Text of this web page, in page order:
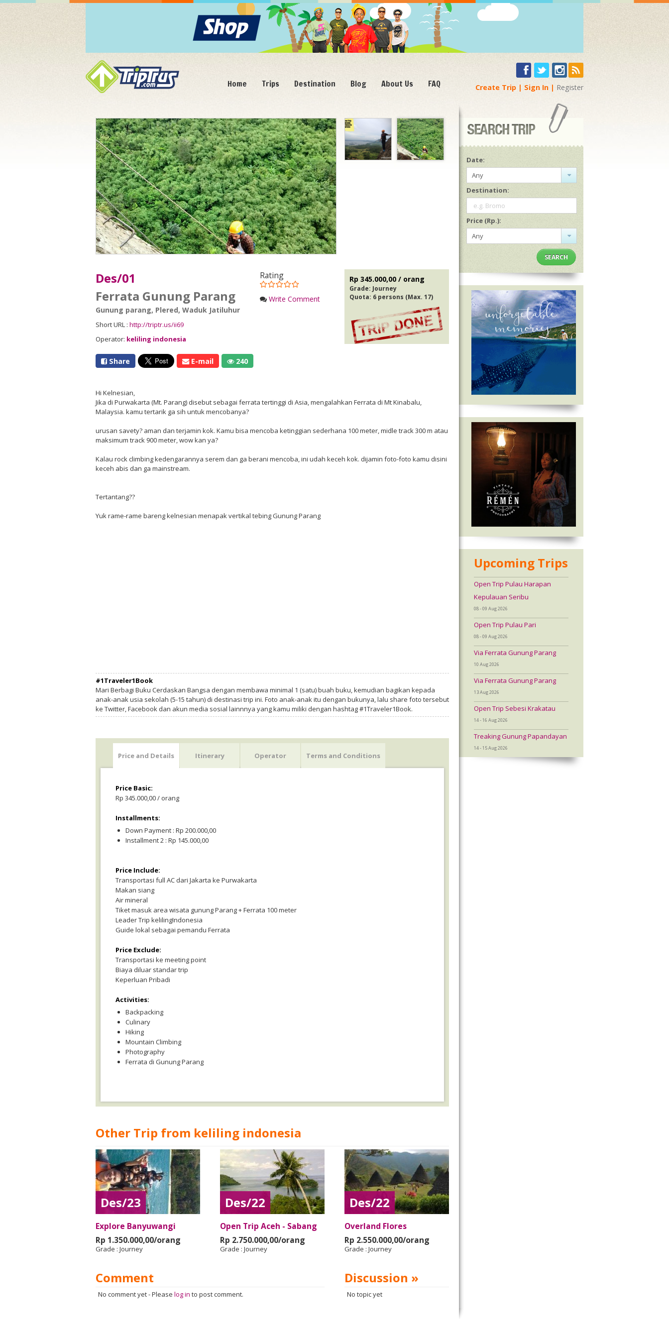
Home Trips Destination Blog About Us FAQ Create Trip Sign In Register
Rating
Write Comment
Des/01
Ferrata Gunung Parang
Gunung parang, Plered, Waduk Jatiluhur
Short URL : http://triptr.us/ii69
Operator: keliling indonesia
Rp 345.000,00 / orang
Grade: Journey
Quota: 6 persons (Max. 17)
Share E-mail 240
Hi Kelnesian,
Jika di Purwakarta (Mt. Parang) disebut sebagai ferrata tertinggi di Asia, mengalahkan Ferrata di Mt Kinabalu,
Malaysia. kamu tertarik ga sih untuk mencobanya?
urusan savety? aman dan terjamin kok. Kamu bisa mencoba ketinggian sederhana 100 meter, midle track 300 m atau
maksimum track 900 meter, wow kan ya?
Kalau rock climbing kedengarannya serem dan ga berani mencoba, ini udah keceh kok. dijamin foto-foto kamu disini
keceh abis dan ga mainstream.
Tertantang??
Yuk rame-rame bareng kelnesian menapak vertikal tebing Gunung Parang
#1Traveler1Book
Mari Berbagi Buku Cerdaskan Bangsa dengan membawa minimal 1 (satu) buah buku, kemudian bagikan kepada
anak-anak usia sekolah (5-15 tahun) di destinasi trip ini. Foto anak-anak itu dengan bukunya, lalu share foto tersebut
ke Twitter, Facebook dan akun media sosial lainnnya yang kamu miliki dengan hashtag #1Traveler1Book.
Price and Details Itinerary Operator Terms and Conditions
Price Basic:
Rp 345.000,00 / orang
Installments:
Down Payment : Rp 200.000,00
Installment 2 : Rp 145.000,00
Price Include:
Transportasi full AC dari Jakarta ke Purwakarta
Makan siang
Air mineral
Tiket masuk area wisata gunung Parang + Ferrata 100 meter
Leader Trip kelilingIndonesia
Guide lokal sebagai pemandu Ferrata
Price Exclude:
Transportasi ke meeting point
Biaya diluar standar trip
Keperluan Pribadi
Activities:
Backpacking
Culinary
Hiking
Mountain Climbing
Photography
Ferrata di Gunung Parang
Other Trip from keliling indonesia
Des/23
Explore Banyuwangi
Rp 1.350.000,00/orang
Grade : Journey
Des/22
Open Trip Aceh - Sabang
Rp 2.750.000,00/orang
Grade : Journey
Des/22
Overland Flores
Rp 2.550.000,00/orang
Grade : Journey
Comment
No comment yet-Please log in to post comment.
Discussion »
No topic yet
Date:
Any
Destination:
e.g. Bromo
Price (Rp.):
Any
SEARCH
Upcoming Trips
Open Trip Pulau Harapan
Kepulauan Seribu
08 - 09 Aug 2026
Open Trip Pulau Pari
08 - 09 Aug 2026
Via Ferrata Gunung Parang
10 Aug 2026
Via Ferrata Gunung Parang
13 Aug 2026
Open Trip Sebesi Krakatau
14 - 16 Aug 2026
Treaking Gunung Papandayan
14 - 15 Aug 2026